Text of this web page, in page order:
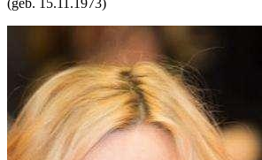
(geb. 15.11.1973)